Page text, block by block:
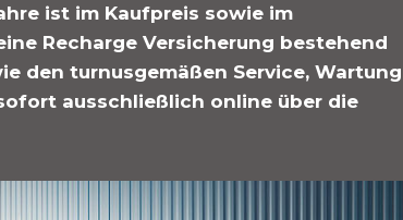
ist im Kaufpreis sowie im
Recharge Versicherung bestehend
den turnusgemäßen Service, Wartung
ausschließlich online über die